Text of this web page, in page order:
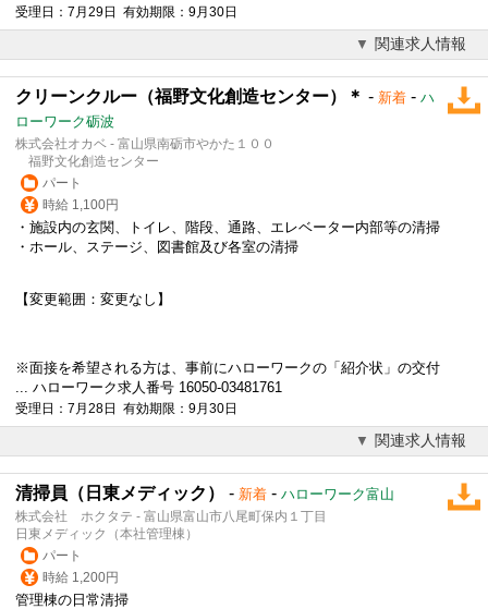
受理日：7月29日 有効期限：9月30日
関連求人情報
クリーンクルー（福野文化創造センター）＊ - 新着 - ハ
ローワーク砺波
株式会社オカベ - 富山県南砺市やかた１００
福野文化創造センター
パート
時給 1,100円
・施設内の玄関、トイレ、階段、通路、エレベーター内部等の清掃
・ホール、ステージ、
図書館及び各室の清掃
【変更範囲：変更なし】
※面接を希望される方は、事前にハローワークの「紹介状」の交付
... ハローワーク求人番号 16050-03481761
受理日：7月28日 有効期限：9月30日
関連求人情報
清掃員（日東メディック） - 新着 - ハローワーク富山
株式会社 ホクタテ - 富山県富山市八尾町保内１丁目
日東メディック（本社管理棟）
パート
時給 1,200円
管理棟の日常清掃